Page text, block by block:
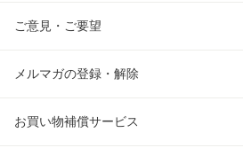
ご意見・ご要望
メルマガの登録・解除
お買い物補償サービス